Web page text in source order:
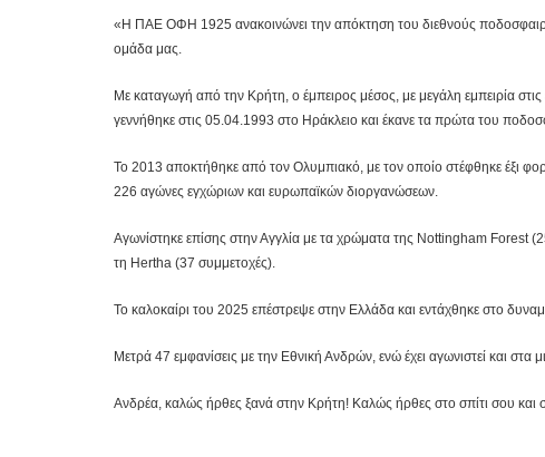
«Η ΠΑΕ ΟΦΗ 1925 ανακοινώνει την απόκτηση του διεθνούς
ομάδα μας.
Με καταγωγή από την Κρήτη, ο έμπειρος μέσος, με μεγάλη εμπειρία
γεννήθηκε στις 05.04.1993 στο Ηράκλειο και έκανε τα πρώτα του
Το 2013 αποκτήθηκε από τον Ολυμπιακό, με τον οποίο στέφθηκε έξι
226 αγώνες εγχώριων και ευρωπαϊκών διοργανώσεων.
Αγωνίστηκε επίσης στην Αγγλία με τα χρώματα της Nottingham Forest
τη Hertha (37 συμμετοχές).
Το καλοκαίρι του 2025 επέστρεψε στην Ελλάδα και εντάχθηκε στο
Μετρά 47 εμφανίσεις με την Εθνική Ανδρών, ενώ έχει αγωνιστεί και
Ανδρέα, καλώς ήρθες ξανά στην Κρήτη! Καλώς ήρθες στο σπίτι σου και